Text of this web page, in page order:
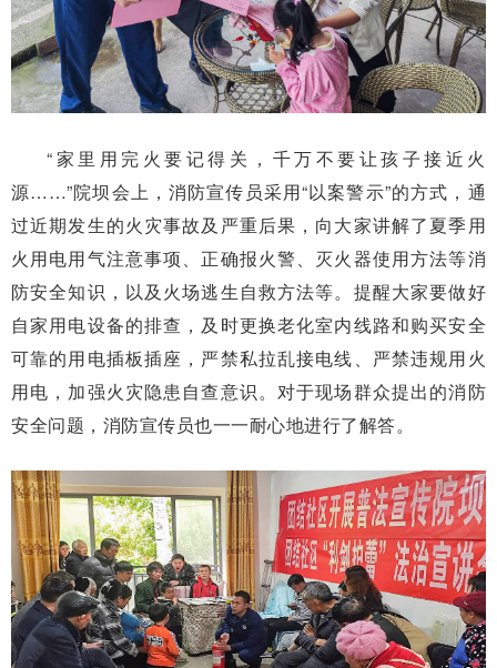
“家里用完火要记得关，千万不要让孩子接近火
源……”院坝会上，消防宣传员采用“以案警示”的方式，通
过近期发生的火灾事故及严重后果，向大家讲解了夏季用
火用电用气注意事项、正确报火警、灭火器使用方法等消
防安全知识，以及火场逃生自救方法等。提醒大家要做好
自家用电设备的排查，及时更换老化室内线路和购买安全
可靠的用电插板插座，严禁私拉乱接电线、严禁违规用火
用电，加强火灾隐患自查意识。对于现场群众提出的消防
安全问题，消防宣传员也一一耐心地进行了解答。